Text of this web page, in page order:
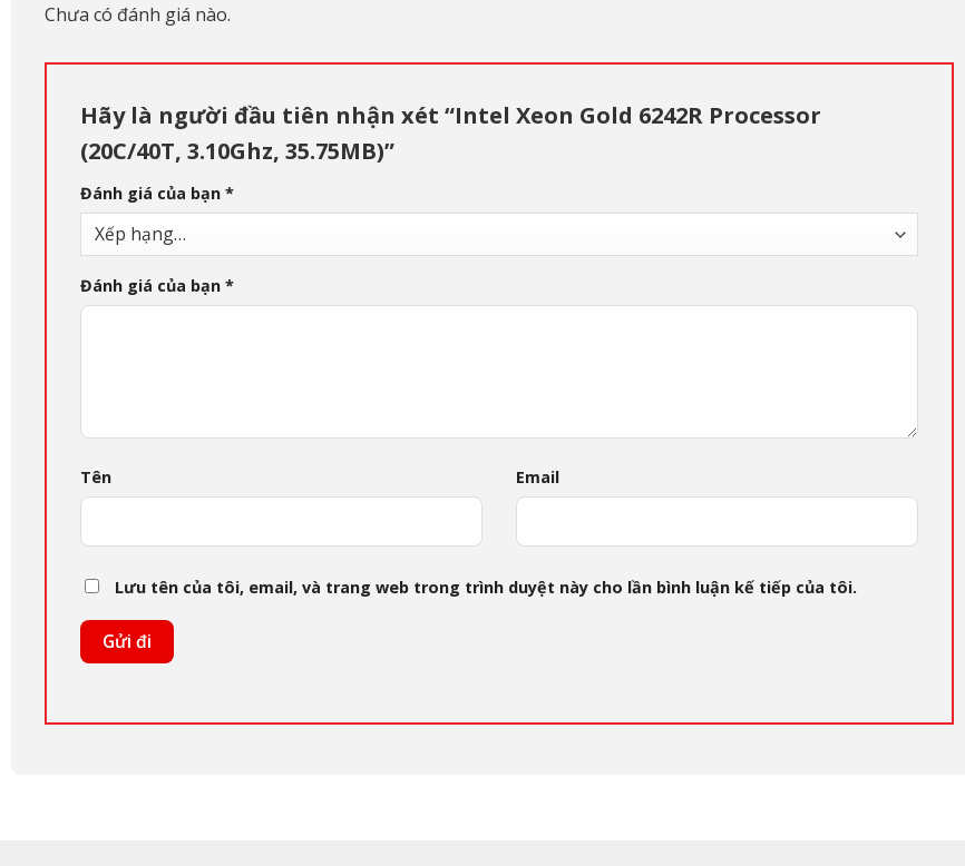
Chưa có đánh giá nào.
Hãy là người đầu tiên nhận xét “Intel Xeon Gold 6242R Processor
(20C/40T, 3.10Ghz, 35.75MB)”
Đánh giá của bạn*
Đánh giá của bạn*
Tên Email
Lưu tên của tôi, email, và trang web trong trình duyệt này cho lần bình luận kế tiếp của tôi.